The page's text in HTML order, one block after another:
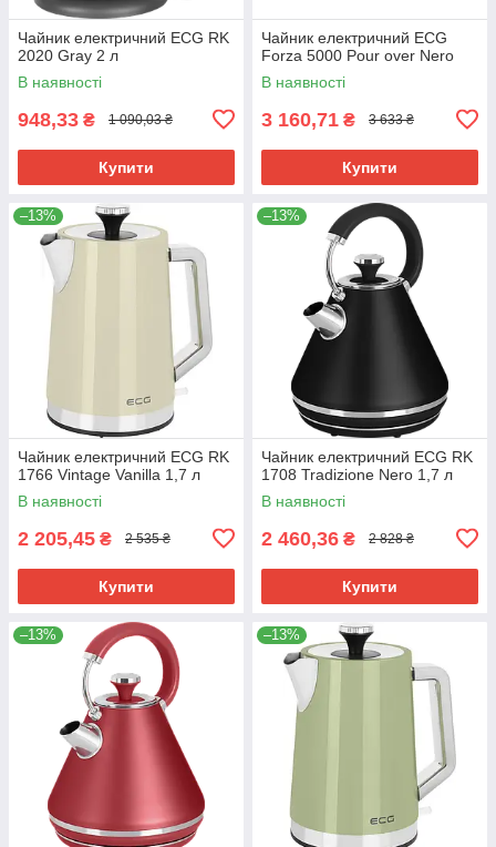
Чайник електричний ECG RK
2020 Gray 2 л
В наявності
948,33 ₴ 1 090,03 ₴
Купити
Чайник електричний ECG
Forza 5000 Pour over Nero
В наявності
3 160,71 ₴ 3 633 ₴
Купити
–13%
Чайник електричний ECG RK
1766 Vintage Vanilla 1,7 л
В наявності
2 205,45 ₴ 2 535 ₴
Купити
–13%
Чайник електричний ECG RK
1708 Tradizione Nero 1,7 л
В наявності
2 460,36 ₴ 2 828 ₴
Купити
–13% –13%